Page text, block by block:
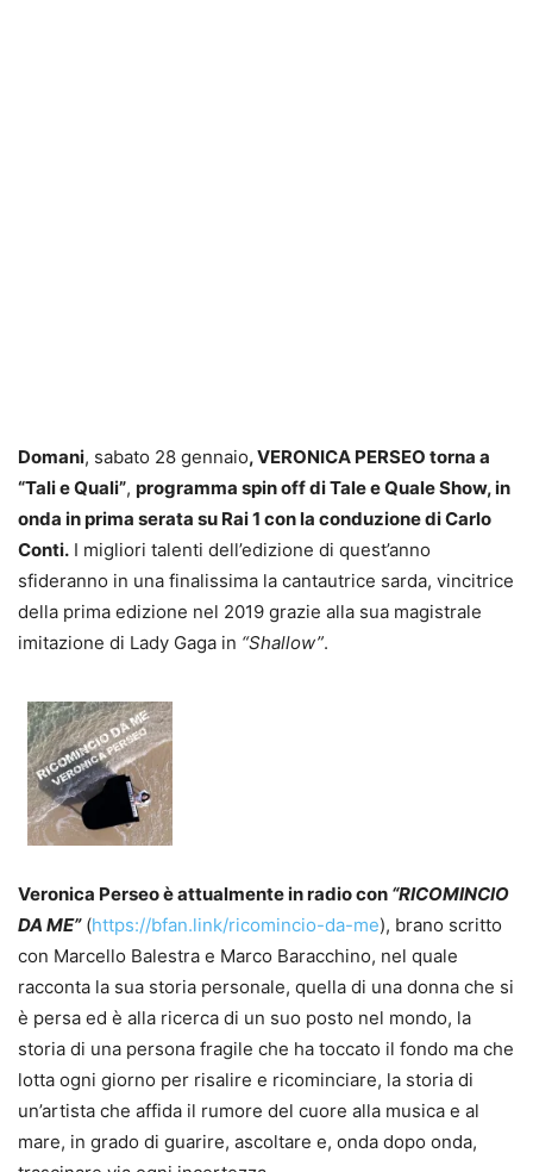
Domani, sabato 28 gennaio, VERONICA PERSEO torna a
“Tali e Quali”, programma spin off di Tale e Quale Show, in
onda in prima serata su Rai 1 con la conduzione di Carlo
Conti. I migliori talenti dell’edizione di quest’anno
sfideranno in una finalissima la cantautrice sarda, vincitrice
della prima edizione nel 2019 grazie alla sua magistrale
imitazione di Lady Gaga in “Shallow”.
Veronica Perseo è attualmente in radio con “RICOMINCIO
DA ME”(https://bfan.link/ricomincio-da-me), brano scritto
con Marcello Balestra e Marco Baracchino, nel quale
racconta la sua storia personale, quella di una donna che si
è persa ed è alla ricerca di un suo posto nel mondo, la
storia di una persona fragile che ha toccato il fondo ma che
lotta ogni giorno per risalire e ricominciare, la storia di
un’artista che affida il rumore del cuore alla musica e al
mare, in grado di guarire, ascoltare e, onda dopo onda,